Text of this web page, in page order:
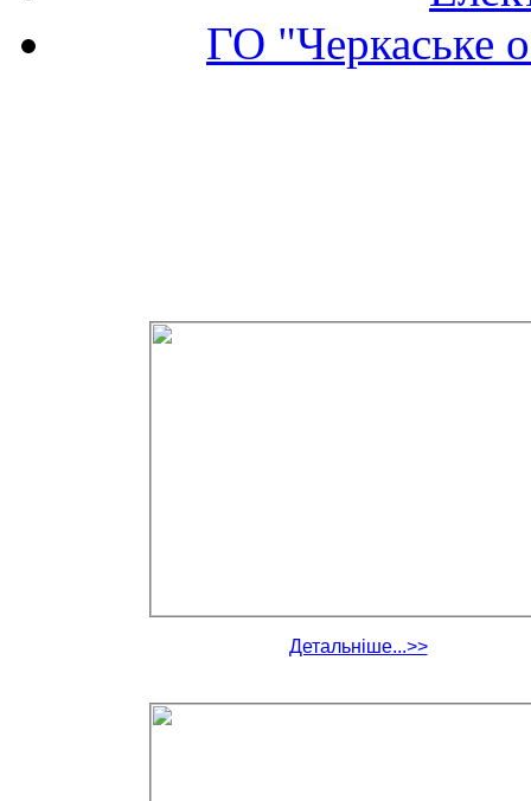
ГО "Черкаське
Детальніше...>>